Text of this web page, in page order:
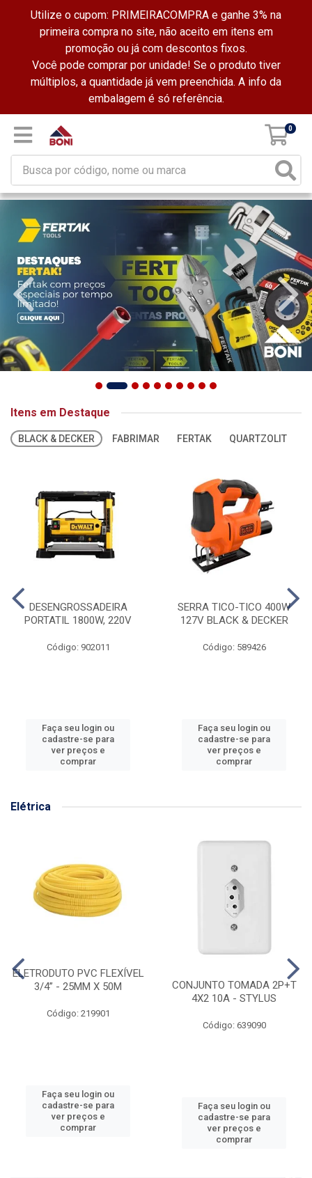
Utilize o cupom: PRIMEIRACOMPRA e ganhe 3% na
primeira compra no site, não aceito em itens em
promoção ou já com descontos fixos.
Você pode comprar por unidade! Se o produto tiver
múltiplos, a quantidade já vem preenchida. A info da
embalagem é só referência.
0
Itens em Destaque
BLACK & DECKER FABRIMAR FERTAK QUARTZOLIT
DESENGROSSADEIRA
PORTATIL 1800W, 220V
Código: 902011
Faça seu login ou
cadastre-se para
ver preços e
comprar
SERRA TICO-TICO 400W
127V BLACK & DECKER
Código: 589426
Faça seu login ou
cadastre-se para
ver preços e
comprar
Elétrica
ELETRODUTO PVC FLEXÍVEL
3/4” - 25MM X 50M
Código: 219901
Faça seu login ou
cadastre-se para
ver preços e
comprar
CONJUNTO TOMADA 2P+T
4X2 10A - STYLUS
Código: 639090
Faça seu login ou
cadastre-se para
ver preços e
comprar